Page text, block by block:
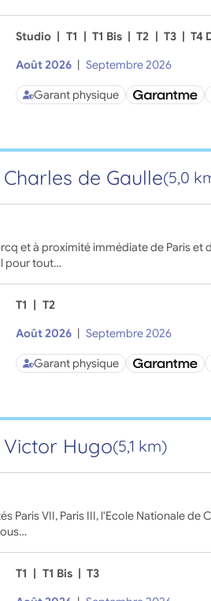
Studio | T1 | T1 Bis | T2 | T3 | T4
Août 2026 | Septembre 2026
Garant physique
de Gaulle(5,0
et à proximité immédiate de Paris et
pour tout…
T1 | T2
Août 2026 | Septembre 2026
Garant physique
Victor Hugo(5,1 km)
Paris VII, Paris III, l'Ecole Nationale
T1 | T1 Bis | T3